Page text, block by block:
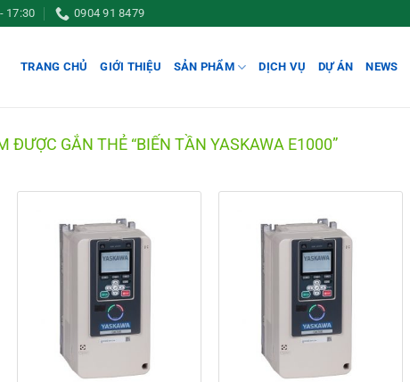
17:30 0904 91 8479
TRANG CHỦ GIỚI THIỆU SẢN PHẨM DỊCH VỤ DỰ ÁN NEWS
ĐƯỢC GẮN THẺ “BIẾN TẦN YASKAWA E1000”